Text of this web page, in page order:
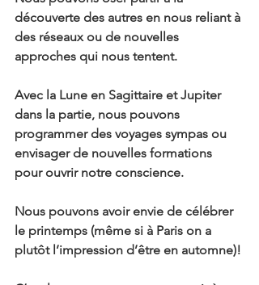
découverte des autres en nous reliant à
des réseaux ou de nouvelles
approches qui nous tentent.
Avec la Lune en Sagittaire et Jupiter
dans la partie, nous pouvons
programmer des voyages sympas ou
envisager de nouvelles formations
pour ouvrir notre conscience.
Nous pouvons avoir envie de célébrer
le printemps (même si à Paris on a
plutôt l’impression d’être en automne)!